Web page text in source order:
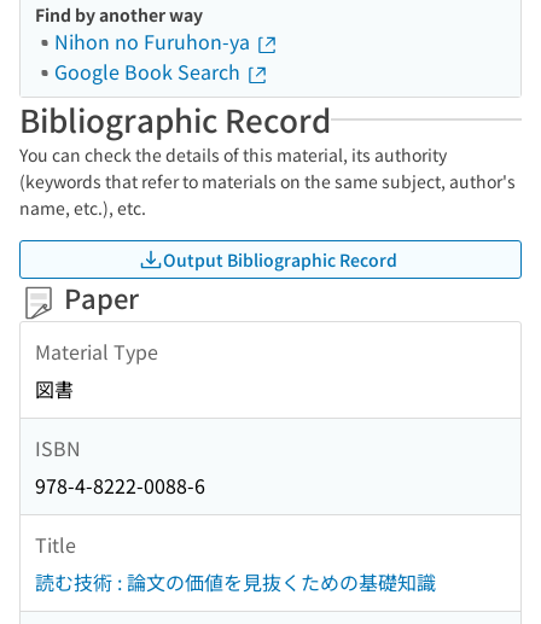
Find by another way
Nihon no Furuhon-ya
Google Book Search
Bibliographic Record
You can check the details of this material, its authority
(keywords that refer to materials on the same subject, author's
name, etc.), etc.
Output Bibliographic Record
Paper
Material Type
図書
ISBN
978-4-8222-0088-6
Title
読む技術 : 論文の価値を見抜くための基礎知識